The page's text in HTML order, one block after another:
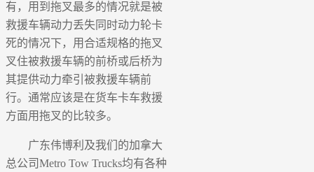
有，用到拖叉最多的情况就是被
救援车辆动力丢失同时动力轮卡
死的情况下，用合适规格的拖叉
叉住被救援车辆的前桥或后桥为
其提供动力牵引被救援车辆前
行。通常应该是在货车卡车救援
方面用拖叉的比较多。
广东伟博利及我们的加拿大
总公司Metro Tow Trucks均有各种